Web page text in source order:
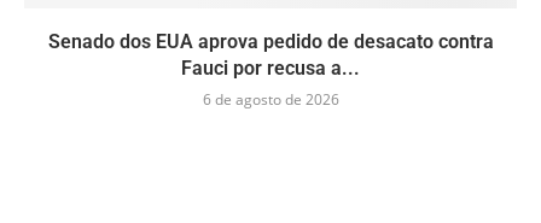
Senado dos EUA aprova pedido de desacato contra
Fauci por recusa a...
6 de agosto de 2026